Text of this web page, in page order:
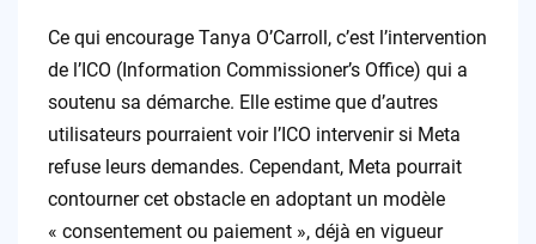
Ce qui encourage Tanya O’Carroll, c’est l’intervention
de l’ICO (Information Commissioner’s Office) qui a
soutenu sa démarche. Elle estime que d’autres
utilisateurs pourraient voir l’ICO intervenir si Meta
refuse leurs demandes. Cependant, Meta pourrait
contourner cet obstacle en adoptant un modèle
« consentement ou paiement », déjà en vigueur